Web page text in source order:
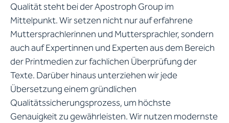
Qualität steht bei der Apostroph Group im
Mittelpunkt. Wir setzen nicht nur auf erfahrene
Muttersprachlerinnen und Muttersprachler, sondern
auch auf Expertinnen und Experten aus dem Bereich
der Printmedien zur fachlichen Überprüfung der
Texte. Darüber hinaus unterziehen wir jede
Übersetzung einem gründlichen
Qualitätssicherungsprozess, um höchste
Genauigkeit zu gewährleisten. Wir nutzen modernste